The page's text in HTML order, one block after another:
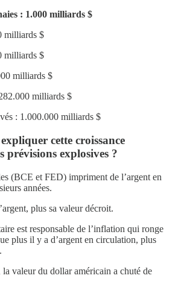
: 1.000 milliards $
milliards $
milliards $
milliards $
milliards $
: 1.000.000 milliards $
cette croissance
prévisions explosives ?
(BCE et FED) impriment de l’argent en
années.
plus sa valeur décroit.
est responsable de l’inflation qui ronge
plus il y a d’argent en circulation, plus
valeur du dollar américain a chuté de